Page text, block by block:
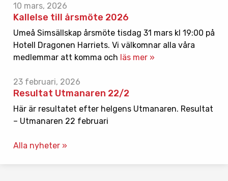
10 mars, 2026
Kallelse till årsmöte 2026
Umeå Simsällskap årsmöte tisdag 31 mars kl 19:00 på
Hotell Dragonen Harriets. Vi välkomnar alla våra
medlemmar att komma och läs mer »
23 februari, 2026
Resultat Utmanaren 22/2
Här är resultatet efter helgens Utmanaren. Resultat
– Utmanaren 22 februari
Alla nyheter »